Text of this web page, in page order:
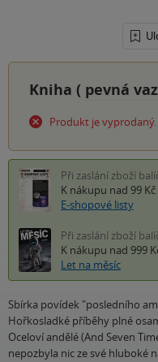
Kniha ( pevná
Produkt je vyprodaný.
Při zaslání zboží
K nákupu nad 99 Kč
E-shopové listy
Při zaslání zboží
K nákupu nad 999
Let na měsíc
Sbírka povídek "posledního
Hořkosladké příběhy plné
Oceloví andělé (And Seven
nepozbyla nic ze své hluboké